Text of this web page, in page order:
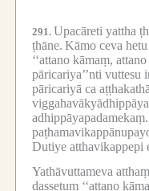
291. Upacāreti yattha
ṭhāne. Kāmo ceva
‘‘attano kāmaṃ,
pāricariya’’nti vuttesu
pāricariyā ca
adhippāyapadamekaṃ.
Dutiye atthavikappepi
Yathāvuttameva
dassetuṃ ‘‘attano